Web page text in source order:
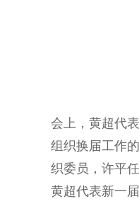
会上，黄超代
组织换届工作
织委员，许平
黄超代表新一